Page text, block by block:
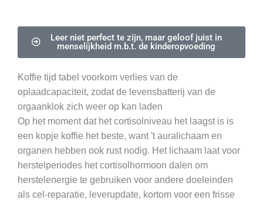
Leer niet perfect te zijn, maar geloof juist in
menselijkheid m.b.t. de kinderopvoeding
Koffie tijd tabel voorkom verlies van de
oplaadcapaciteit, zodat de levensbatterij van de
orgaanklok zich weer op kan laden
Op het moment dat het cortisolniveau het laagst is is
een kopje koffie het beste, want 't auralichaam en
organen hebben ook rust nodig. Het lichaam laat voor
herstelperiodes het cortisolhormoon dalen om
herstelenergie te gebruiken voor andere doeleinden
als cel-reparatie, leverupdate, kortom voor een frisse